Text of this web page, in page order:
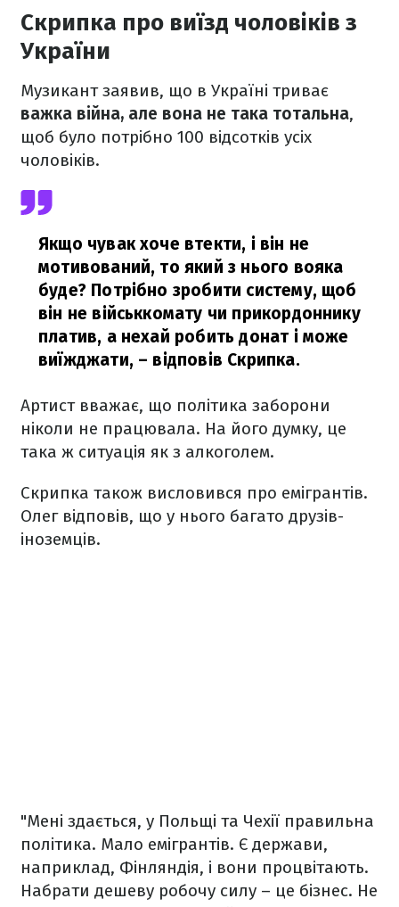
Скрипка про виїзд чоловіків з
України
Музикант заявив, що в Україні триває
важка війна, але вона не така тотальна,
щоб було потрібно 100 відсотків усіх
чоловіків.
Якщо чувак хоче втекти, і він не
мотивований, то який з нього вояка
буде? Потрібно зробити систему, щоб
він не військкомату чи прикордоннику
платив, а нехай робить донат і може
виїжджати, – відповів Скрипка.
Артист вважає, що політика заборони
ніколи не працювала. На його думку, це
така ж ситуація як з алкоголем.
Скрипка також висловився про емігрантів.
Олег відповів, що у нього багато друзів-
іноземців.
"Мені здається, у Польщі та Чехії правильна
політика. Мало емігрантів. Є держави,
наприклад, Фінляндія, і вони процвітають.
Набрати дешеву робочу силу – це бізнес. Не